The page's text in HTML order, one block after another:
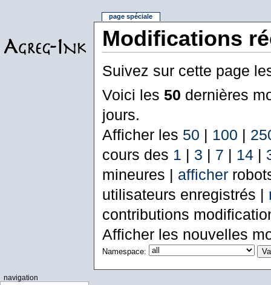
Modifications
Suivez sur cette page
Voici les 50 dernières
jours.
Afficher les 50 | 100 |
cours des 1 | 3 | 7 | 14|
mineures | afficher
utilisateurs enregistrés |
contributions
Afficher les nouvelles
Namespace:
page spéciale
navigation